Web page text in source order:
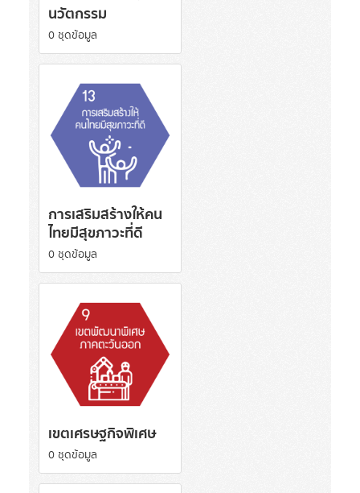
นวัตกรรม
0 ชุดข้อมูล
การเสริมสร้างให้คน
ไทยมีสุขภาวะที่ดี
0 ชุดข้อมูล
เขตเศรษฐกิจพิเศษ
0 ชุดข้อมูล